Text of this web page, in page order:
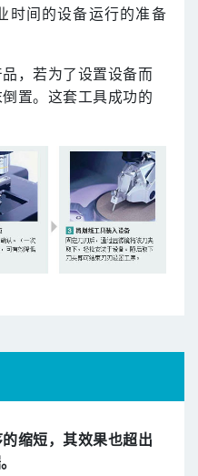
时间的设备运行的准备
，若为了设置设备而
置。这套工具成功的
缩短，其效果也超出